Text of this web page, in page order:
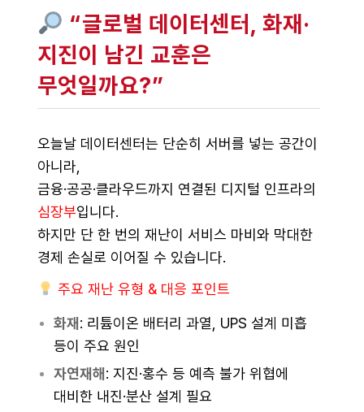
“글로벌 데이터센터, 화재·
지진이 남긴 교훈은
무엇일까요?”
오늘날 데이터센터는 단순히 서버를 넣는 공간이
아니라,
금융·공공·클라우드까지 연결된 디지털 인프라의
심장부입니다.
하지만 단 한 번의 재난이 서비스 마비와 막대한
경제 손실로 이어질 수 있습니다.
주요 재난 유형 & 대응 포인트
화재 : 리튬이온 배터리 과열, UPS 설계 미흡
등이 주요 원인
자연재해 : 지진·홍수 등 예측 불가 위협에
대비한 내진·분산 설계 필요